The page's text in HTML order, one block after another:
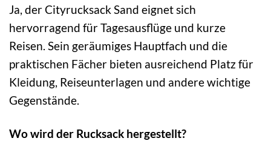
Ja, der Cityrucksack Sand eignet sich
hervorragend für Tagesausflüge und kurze
Reisen. Sein geräumiges Hauptfach und die
praktischen Fächer bieten ausreichend Platz für
Kleidung, Reiseunterlagen und andere wichtige
Gegenstände.
Wo wird der Rucksack hergestellt?